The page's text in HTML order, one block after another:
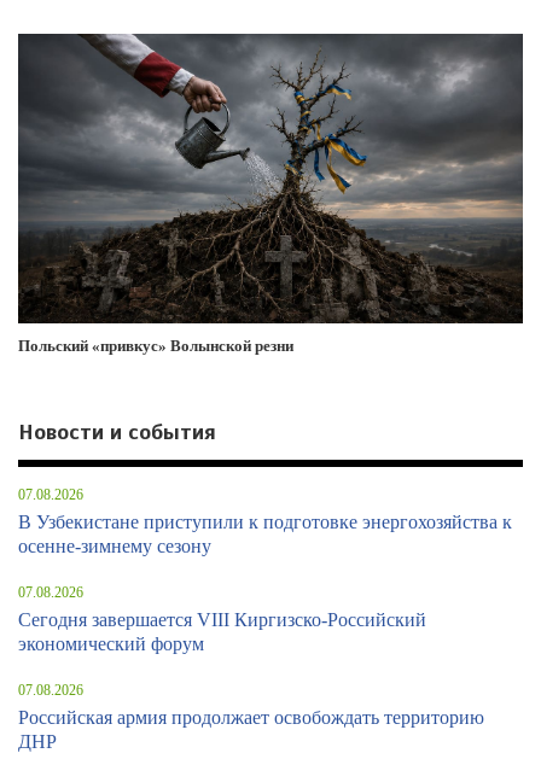
Польский «привкус» Волынской резни
Новости и события
07.08.2026
В Узбекистане приступили к подготовке энергохозяйства к
осенне-зимнему сезону
07.08.2026
Сегодня завершается VIII Киргизско-Российский
экономический форум
07.08.2026
Российская армия продолжает освобождать территорию
ДНР